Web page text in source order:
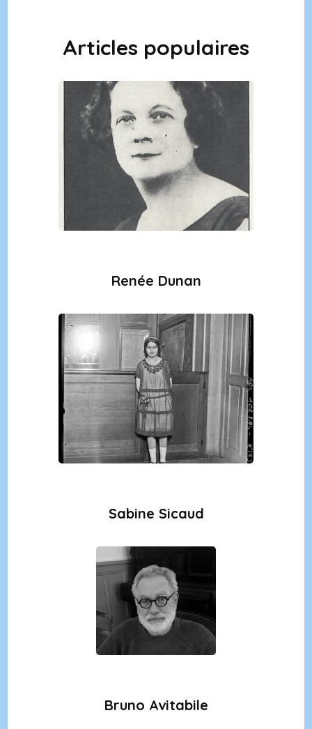
Articles populaires
Renée Dunan
Sabine Sicaud
Bruno Avitabile